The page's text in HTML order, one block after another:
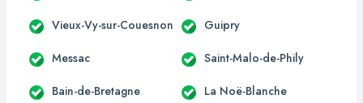
Vieux-Vy-sur-Couesnon Guipry
Messac Saint-Malo-de-Phily
Bain-de-Bretagne La Noë-Blanche